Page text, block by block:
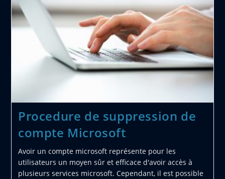
Entreprises
D’aujourd’hui
?
Procedure de suppression de
compte Microsoft
Avoir un compte microsoft représente pour les
utilisateurs un moyen sûr et efficace d'avoir accès à
plusieurs services microsoft. Cependant, il est possible